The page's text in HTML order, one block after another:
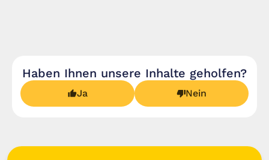
Haben Ihnen unsere Inhalte geholfen?
Ja Nein